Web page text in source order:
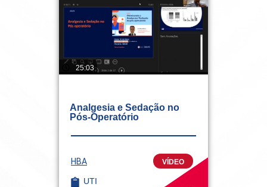
25:03
Analgesia e Sedação no
Pós-Operatório
HBA VÍDEO
UTI